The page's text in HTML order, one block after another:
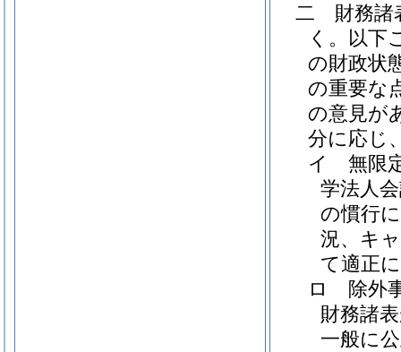
二
財務諸
く。以下
の財政状
の重要な
の意見が
分に応じ
イ
無限
学法人
の慣行
況、キ
て適正
ロ
除外
財務諸
一般に